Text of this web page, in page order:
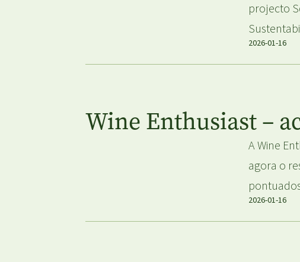
projecto
2026-01-16
Wine Enthusiast –
A Wine
agora o
2026-01-16